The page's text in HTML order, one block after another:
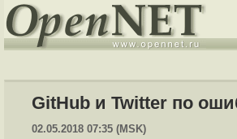
GitHub и Twitter по
02.05.2018 07:35 (MSK)